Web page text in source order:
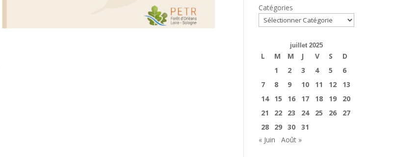
Catégories
juillet 2025
L M M J V S
D
1
2 3 4 5
6
7
8 9 10 11 12
13
14
15 16 17 18 19
20
21
22 23 24 25 26
27
28
29 30
31
« Juin
Août »